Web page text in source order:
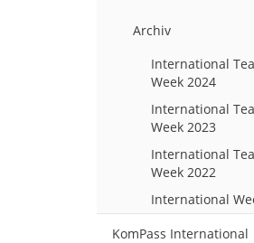
Archiv
International
Week 2024
International
Week 2023
International
Week 2022
International
KomPass International